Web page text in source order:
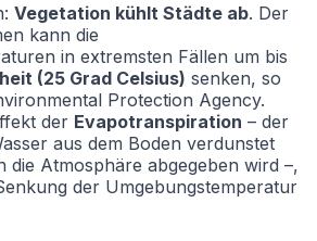
Vegetation kühlt Städte ab. Der
kann die
in extremsten Fällen um bis
(25 Grad Celsius) senken, so
Protection Agency.
der Evapotranspiration – der
aus dem Boden verdunstet
die Atmosphäre abgegeben wird –,
der Umgebungstemperatur